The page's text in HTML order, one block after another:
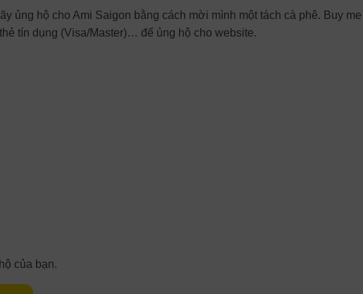
ủng hộ cho Ami Saigon bằng cách mời mình một tách cà phê. Buy
tín dụng (Visa/Master)… để ủng hộ cho website.
của bạn.